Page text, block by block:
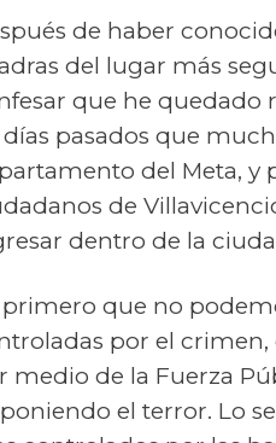
de haber
del lugar más
que he quedado
pasados que
del Meta, y
de
dentro de la
primero que no
por el crimen,
medio de la Fuerza
el terror. Lo